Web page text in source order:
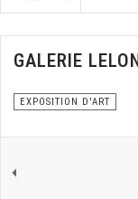
GALERIE
EXPOSITION D'ART